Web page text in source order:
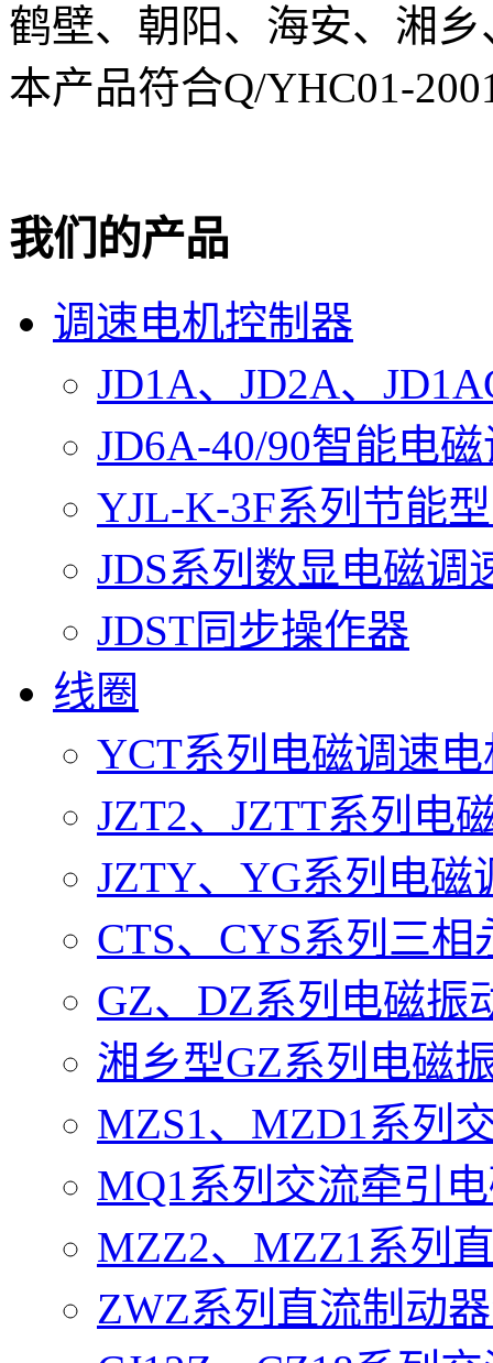
鹤壁、朝阳、海安、湘
本产品符合Q/YHC01-
我们的产品
调速电机控制器
JD1A、JD2A、
JD6A-40/90智能电
YJL-K-3F系列节能
JDS系列数显电磁调
JDST同步操作器
线圈
YCT系列电磁调速
JZT2、JZTT系列电
JZTY、YG系列电磁
CTS、CYS系列三
GZ、DZ系列电磁振
湘乡型GZ系列电磁
MZS1、MZD1系列
MQ1系列交流牵引
MZZ2、MZZ1系列
ZWZ系列直流制动